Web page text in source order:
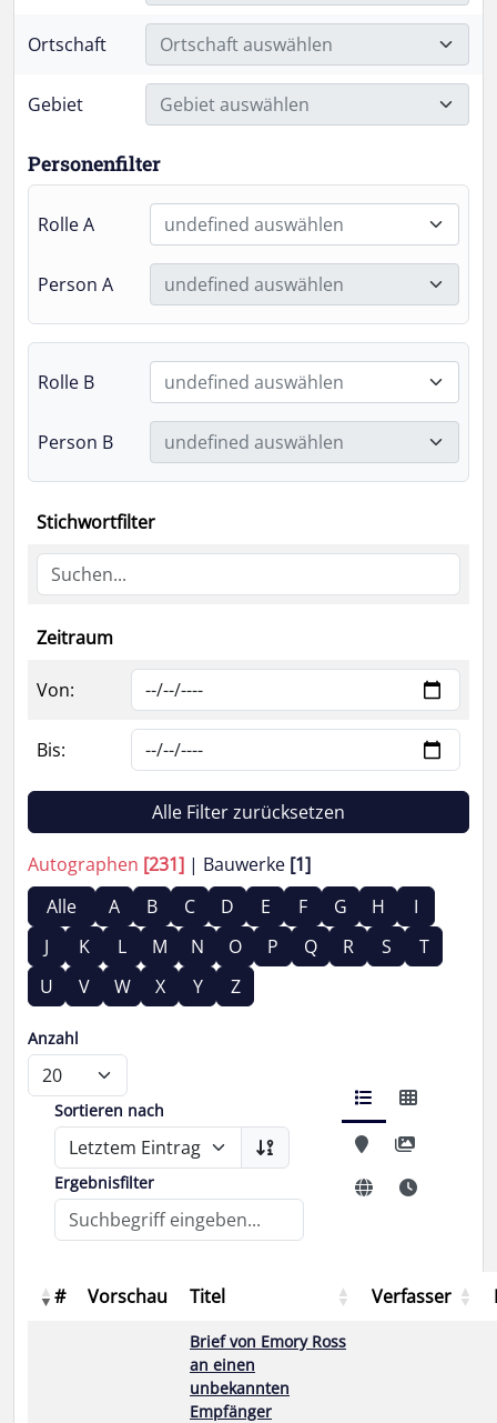
Ortschaft Ortschaft auswählen
Gebiet Gebiet auswählen
Personenfilter
Rolle A undefined auswählen
Person A undefined auswählen
Rolle B undefined auswählen
Person B undefined auswählen
Stichwortfilter
Zeitraum
Von:
Bis:
Alle Filter zurücksetzen
Autographen [231] Bauwerke [1]
Alle
A B C D E F G H
I
J
K L M N O P Q R S
T
U
V W X Y Z
Anzahl
Sortieren nach
Ergebnisfilter
# Vorschau Titel Verfasser
Brief von Emory Ross
an einen
unbekannten
Empfänger